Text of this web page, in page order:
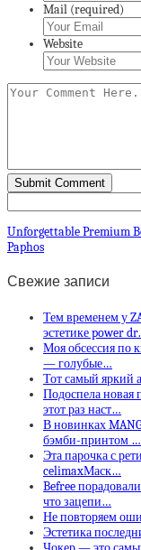
Mail (required)
Website
Unforgettable Premium
Paphos
Свежие записи
Тем временем у
эстетике power
Моя обсессия по
— голубые…
Тот самый яркий
Подоспела новая
этот раз наст…
В новинках
бэмби-принтом …
Эта парочка с
celimaxМаск…
Befree
что зацепи…
Не повторяем
Эстетика